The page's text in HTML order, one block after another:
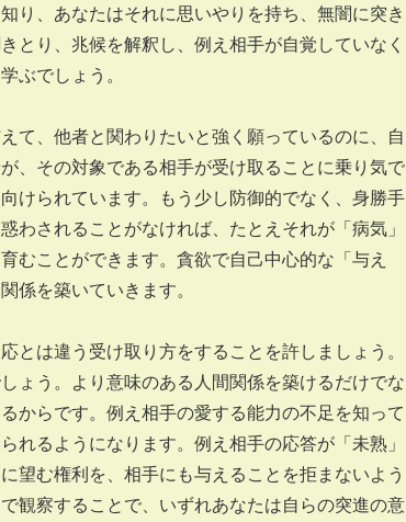
り、あなたはそれに思いやりを持ち、無闇に突き
とり、兆候を解釈し、例え相手が自覚していなく
ぶでしょう。
て、他者と関わりたいと強く願っているのに、自
、その対象である相手が受け取ることに乗り気で
けられています。もう少し防御的でなく、身勝手
わされることがなければ、たとえそれが「病気」
むことができます。貪欲で自己中心的な「与え
係を築いていきます。
は違う受け取り方をすることを許しましょう。
ょう。より意味のある人間関係を築けるだけでな
からです。例え相手の愛する能力の不足を知って
れるようになります。例え相手の応答が「未熟」
望む権利を、相手にも与えることを拒まないよう
観察することで、いずれあなたは自らの突進の意